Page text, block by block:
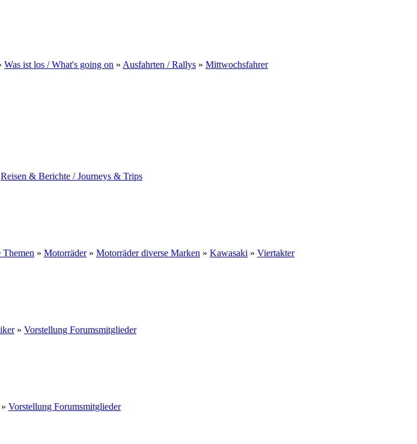
Was ist los / What's going on » Ausfahrten / Rallys » Mittwochsfahrer
Reisen & Berichte / Journeys & Trips
» Motorräder» Motorräder diverse Marken » Kawasaki » Viertakter
» Vorstellung Forumsmitglieder
Vorstellung Forumsmitglieder